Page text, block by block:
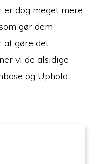
er dog meget mere
gør dem
at gøre det
vi de alsidige
og Uphold